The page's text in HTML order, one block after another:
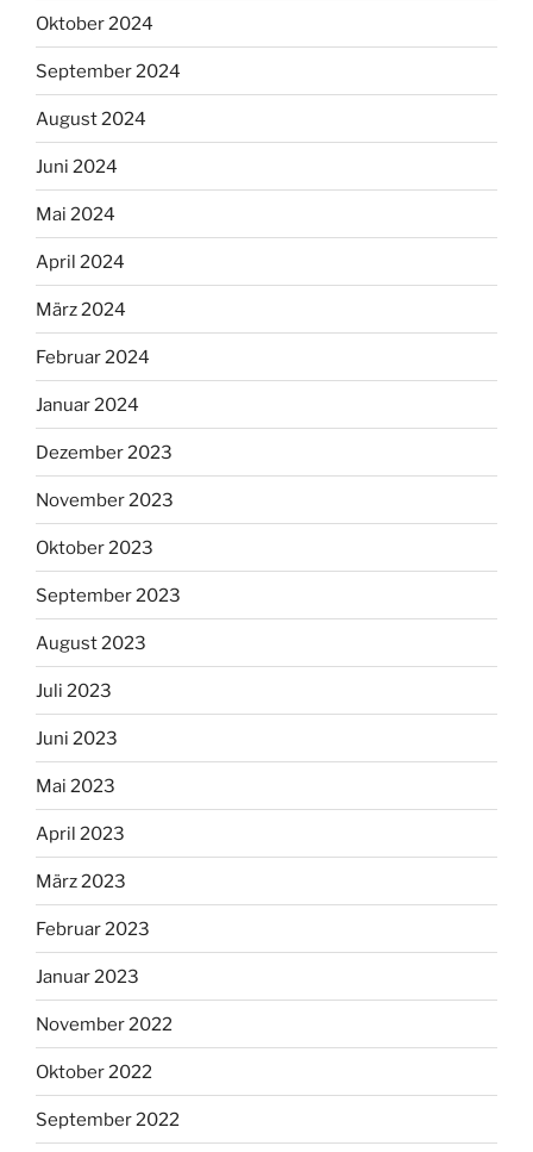
Oktober 2024
September 2024
August 2024
Juni 2024
Mai 2024
April 2024
März 2024
Februar 2024
Januar 2024
Dezember 2023
November 2023
Oktober 2023
September 2023
August 2023
Juli 2023
Juni 2023
Mai 2023
April 2023
März 2023
Februar 2023
Januar 2023
November 2022
Oktober 2022
September 2022